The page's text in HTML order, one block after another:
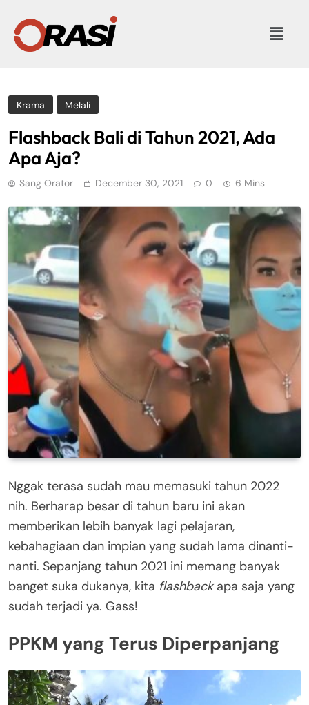
Krama Melali
Flashback Bali di Tahun 2021, Ada
Apa Aja?
Sang Orator December 30, 2021 0 6 Mins
Nggak terasa sudah mau memasuki tahun 2022
nih. Berharap besar di tahun baru ini akan
memberikan lebih banyak lagi pelajaran,
kebahagiaan dan impian yang sudah lama dinanti-
nanti. Sepanjang tahun 2021 ini memang banyak
banget suka dukanya, kita flashbackapa saja yang
sudah terjadi ya. Gass!
PPKM yang Terus Diperpanjang